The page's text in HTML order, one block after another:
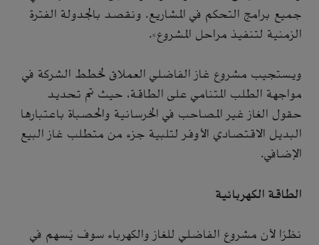
جميع برامج التحكم في المشاريع. ونقصد بالجدولة الفترة
الزمنية لتنفيذ مراحل المشروع».
ويستجيب مشروع غاز الفاضلي العملاق لخطط الشركة في
مواجهة الطلب المتنامي على الطاقة، حيث تم تحديد
حقول الغاز غير المصاحب في الخرسانية والحصباة باعتبارها
البديل الاقتصادي الأوفر لتلبية جزء من متطلب غاز البيع
الإضافي.
الطاقة الكهربائية
نظرًا لأن مشروع الفاضلي للغاز والكهرباء سوف يُسهم في